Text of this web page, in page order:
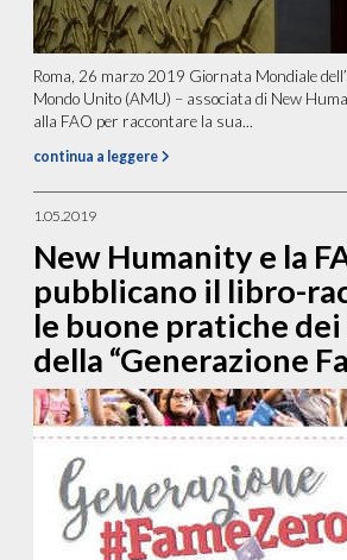
Roma, 26 marzo 2019 Giornata Mondiale
Mondo Unito (AMU) – associata di New
alla FAO per raccontare la sua...
continua a leggere
1.05.2019
New Humanity e la
pubblicano il libro-
le buone pratiche dei
della “Generazione